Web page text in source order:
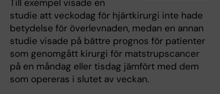
Till exempel visade en
studie att veckodag för hjärtkirurgi inte hade
betydelse för överlevnaden, medan en annan
studie visade på bättre prognos för patienter
som genomgått kirurgi för matstrupscancer
på en måndag eller tisdag jämfört med dem
som opereras i slutet av veckan.